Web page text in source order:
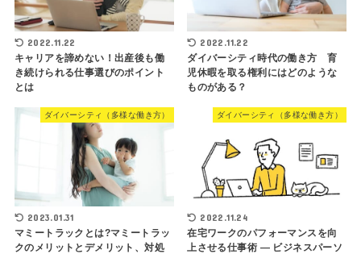
2022.11.22
キャリアを諦めない！出産後も働
き続けられる仕事選びのポイント
とは
2022.11.22
ダイバーシティ時代の働き方 育
児休暇を取る権利にはどのような
ものがある？
ダイバーシティ（多様な働き方）
2023.01.31
マミートラックとは?マミートラッ
クのメリットとデメリット、対処
ダイバーシティ（多様な働き方）
2022.11.24
在宅ワークのパフォーマンスを向
上させる仕事術 — ビジネスパーソ